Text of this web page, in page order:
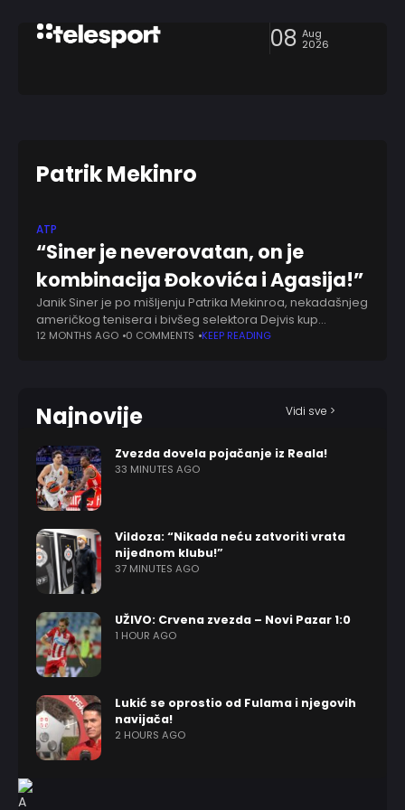
08 Aug
2026
Patrik Mekinro
ATP
“Siner je neverovatan, on je
kombinacija Đokovića i Agasija!”
Janik Siner je po mišljenju Patrika Mekinroa, nekadašnjeg
američkog tenisera i bivšeg selektora Dejvis kup
reprezentacije SAD. spoj najboljih osobina Novaka
12 MONTHS AGO 0 COMMENTS KEEP READING
Najnovije Vidi sve >
Zvezda dovela pojačanje iz Reala!
33 MINUTES AGO
Vildoza: “Nikada neću zatvoriti vrata
nijednom klubu!”
37 MINUTES AGO
UŽIVO: Crvena zvezda – Novi Pazar 1:0
1 HOUR AGO
Lukić se oprostio od Fulama i njegovih
navijača!
2 HOURS AGO